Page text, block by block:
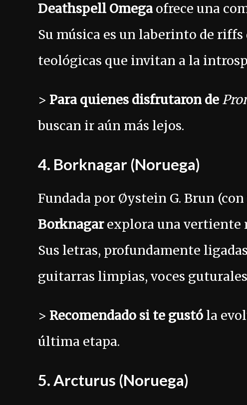
Deathspell Omegaofrece una
Su música es un laberinto de
teológicas que invitan a la
> Para quienes disfrutaron de
buscan ir aún más lejos.
4. Borknagar (Noruega)
Fundada por Øystein G. Brun
Borknagarexplora una vertiente
Sus letras, profundamente
guitarras limpias, voces
> Recomendado si te gustó la
última etapa.
5.Arcturus (Noruega)